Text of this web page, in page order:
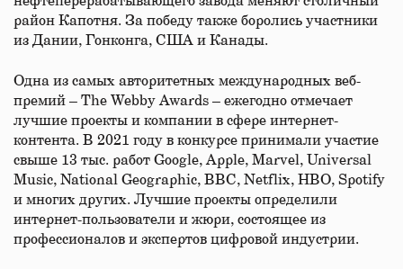
район Капотня. За победу также боролись участники
из Дании, Гонконга, США и Канады.
Одна из самых авторитетных международных веб-
премий – The Webby Awards – ежегодно отмечает
лучшие проекты и компании в сфере интернет-
контента. В 2021 году в конкурсе принимали участие
свыше 13 тыс. работ Google, Apple, Marvel, Universal
Music, National Geographic, BBC, Netflix, HBO, Spotify
и многих других. Лучшие проекты определили
интернет-пользователи и жюри, состоящее из
профессионалов и экспертов цифровой индустрии.